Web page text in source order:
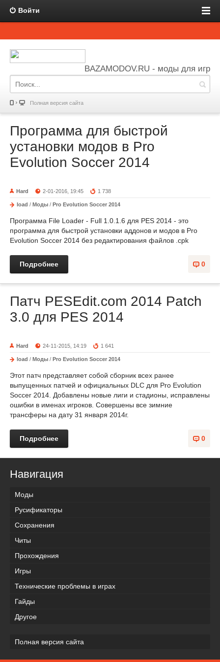
Войти
BAZAMODOV.RU - моды для игр
Полная версия сайта
Программа для быстрой
установки модов в Pro
Evolution Soccer 2014
Hard 2-01-2016, 19:45 1 738
load / Моды / Pro Evolution Soccer 2014
Программа File Loader - Full 1.0.1.6 для PES 2014 - это
программа для быстрой установки аддонов и модов в Pro
Evolution Soccer 2014 без редактирования файлов .cpk
0
Подробнее
Патч PESEdit.com 2014 Patch
3.0 для PES 2014
Hard 24-11-2015, 14:19 1 641
load / Моды / Pro Evolution Soccer 2014
Этот патч представляет собой сборник всех ранее
выпущенных патчей и официальных DLC для Pro Evolution
Soccer 2014. Добавлены новые лиги и стадионы, исправлены
ошибки в именах игроков. Совершены все зимние
трансферы на дату 31 января 2014г.
0
Подробнее
Навигация
Моды
Русификаторы
Сохранения
Читы
Прохождения
Игры
Технические проблемы в играх
Гайды
Другое
Полная версия сайта